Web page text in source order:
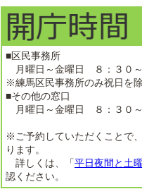
■区民事務所
月曜日～金曜日 ８：３０～
※練馬区民事務所のみ祝日を
■その他の窓口
月曜日～金曜日 ８：３０～
※ご予約していただくことで
ります。
詳しくは、「平日夜間と土
認ください。